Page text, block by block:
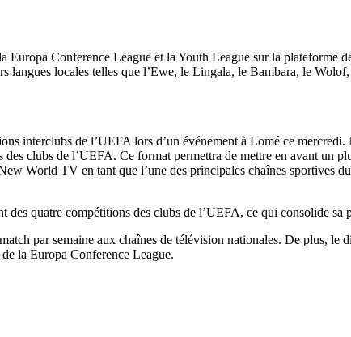
Conference League et la Youth League sur la plateforme
langues locales telles que l’Ewe, le Lingala, le Bambara, le
interclubs de l’UEFA lors d’un événement à Lomé ce
clubs de l’UEFA. Ce format permettra de mettre en avant un
World TV en tant que l’une des principales chaînes sportives
quatre compétitions des clubs de l’UEFA, ce qui consolide sa
par semaine aux chaînes de télévision nationales. De plus, le
la Europa Conference League.